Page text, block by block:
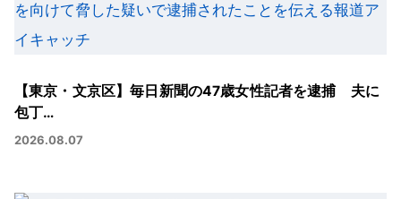
【東京・文京区】毎日新聞の47歳女性記者を逮捕 夫に
包丁…
2026.08.07